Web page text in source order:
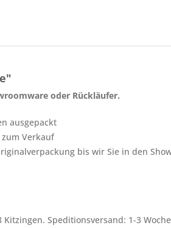
oder Rückläufer.
ausgepackt
Verkauf
bis wir Sie in den
Speditionsversand: 1-3